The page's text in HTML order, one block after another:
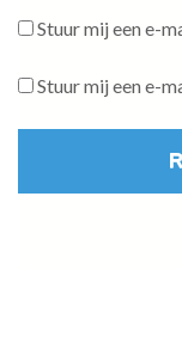
Stuur mij een e-
Stuur mij een e-